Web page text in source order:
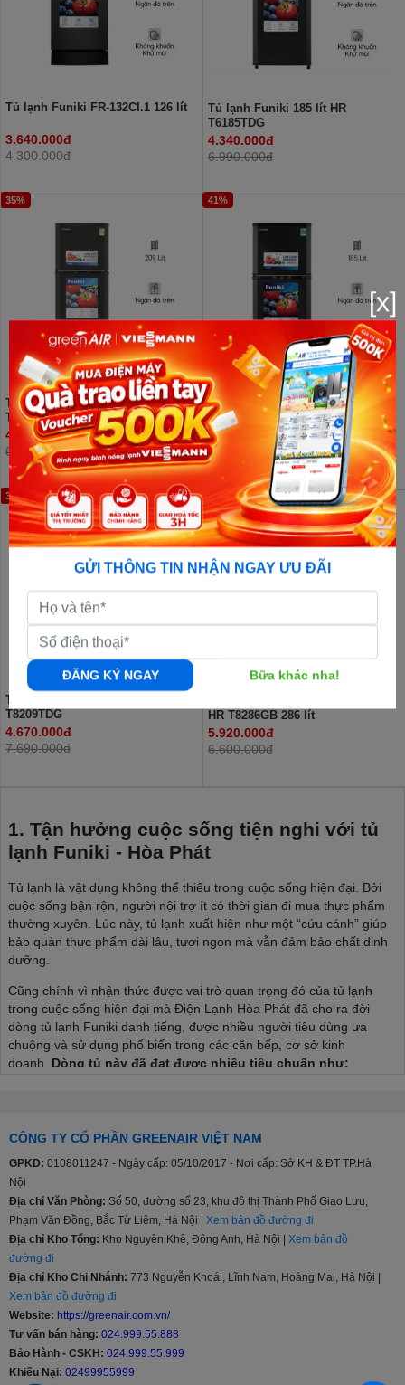
Tủ lạnh Funiki FR-132CI.1 126 lít
3.640.000đ
4.300.000đ
Tủ lạnh Funiki 185 lít HR
T6185TDG
4.340.000đ
6.990.000đ
35%
Tủ lạnh Funiki 209 lít HR
T6209TDG
4.510.000đ
6.990.000đ
41%
Tủ lạnh Funiki Inverter 185 lít HR
T8185TDG
4.510.000đ
7.590.000đ
39%
Tủ lạnh Funiki Inverter 209 lít HR
T8209TDG
4.670.000đ
7.690.000đ
HR T8286GB 286 lít
5.920.000đ
6.600.000đ
1. Tận hưởng cuộc sống tiện nghi với tủ
lạnh Funiki - Hòa Phát
Tủ lạnh là vật dụng không thể thiếu trong cuộc sống hiện đại. Bởi
cuộc sống bận rộn, người nội trợ ít có thời gian đi mua thực phẩm
thường xuyên. Lúc này, tủ lạnh xuất hiện như một “cứu cánh” giúp
bảo quản thực phẩm dài lâu, tươi ngon mà vẫn đảm bảo chất dinh
dưỡng.
Cũng chính vì nhận thức được vai trò quan trọng đó của tủ lạnh
trong cuộc sống hiện đại mà Điện Lạnh Hòa Phát đã cho ra đời
dòng tủ lạnh Funiki danh tiếng, được nhiều người tiêu dùng ưa
chuộng và sử dụng phổ biến trong các căn bếp, cơ sở kinh
doanh. Dòng tủ này đã đạt được nhiều tiêu chuẩn như:
Tiêu chuẩn cụ thể về mức độ an toàn đối với tủ lạnh, tủ đông
lạnh thực phẩm và tủ đá TCVN 5699-2-24:1998.
Tiêu chuẩn năng lượng Việt Nam TCVN 7828:2016; TCVN
Quy chuẩn kỹ thuật quốc gia về tương thích điện từ đối với
thiết bị điện và điện tử gia dụng và các mục đích tương tự
QCVN 9:2012/BKHCN.
Đặc biệt, tủ lạnh Funiki còn chinh phục người dùng bởi các
ưu điểm như:
Công nghệ Silver Nano
mức vi mô, chỉ từ 3 – 5 nano mét nên có thể bao bọc trực
tiếp lấy tế bào vi khuẩn, phá vỡ cấu trúc của tế bào, tiêu diệt
và ngăn chặn sự phát triển của vi khuẩn. Không những thế,
CÔNG TY CỔ PHẦN GREENAIR VIỆT NAM
GPKD: 0108011247 - Ngày cấp: 05/10/2017 - Nơi cấp: Sở KH & ĐT TP.Hà
Nội
Địa chỉ Văn Phòng: Số 50, đường số 23, khu đô thị Thành Phố Giao Lưu,
Phạm Văn Đồng, Bắc Từ Liêm, Hà Nội | Xem bản đồ đường đi
Địa chỉ Kho Tổng: Kho Nguyên Khê, Đông Anh, Hà Nội | Xem bản đồ
đường đi
Địa chỉ Kho Chi Nhánh: 773 Nguyễn Khoái, Lĩnh Nam, Hoàng Mai, Hà Nội |
Xem bản đồ đường đi
Website: https://greenair.com.vn/
Tư vấn bán hàng: 024.999.55.888
Bảo Hành - CSKH: 024.999.55.999
Khiếu Nại: 02499955999
[x]
GỬI THÔNG TIN NHẬN NGAY ƯU ĐÃI
ĐĂNG KÝ NGAY Bữa khác nha!